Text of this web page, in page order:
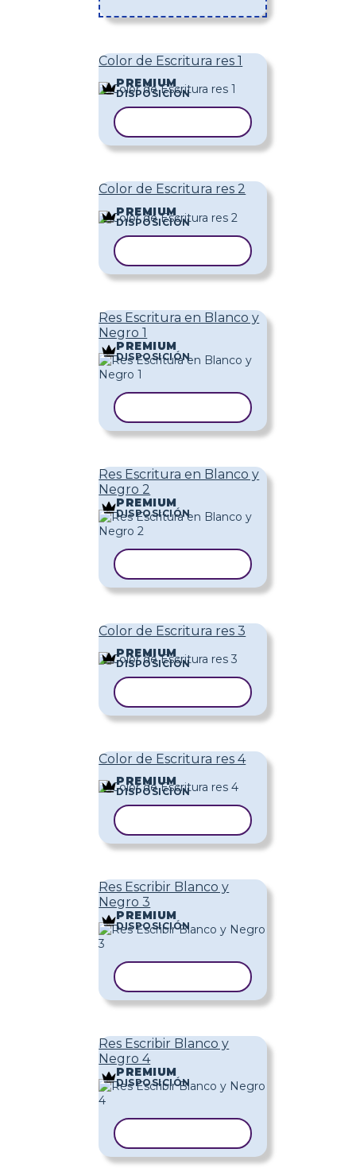
Color de Escritura res 1
PREMIUM
DISPOSICIÓN
Color de Escritura res 2
PREMIUM
DISPOSICIÓN
Res Escritura en Blanco y
Negro 1
PREMIUM
DISPOSICIÓN
Res Escritura en Blanco y
Negro 2
PREMIUM
DISPOSICIÓN
Color de Escritura res 3
PREMIUM
DISPOSICIÓN
Color de Escritura res 4
PREMIUM
DISPOSICIÓN
Res Escribir Blanco y
Negro 3
PREMIUM
DISPOSICIÓN
Res Escribir Blanco y
Negro 4
PREMIUM
DISPOSICIÓN